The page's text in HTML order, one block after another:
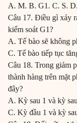
A. M. B. G1. C. S.
Câu 17. Điều gì xảy
kiểm soát G1?
A. Tế bào sẽ không
C. Tế bào tiếp tục
Câu 18. Trong giảm
thành hàng trên mặt
đây?
A. Kỳ sau 1 và kỳ
C. Kỳ đầu 1 và kỳ